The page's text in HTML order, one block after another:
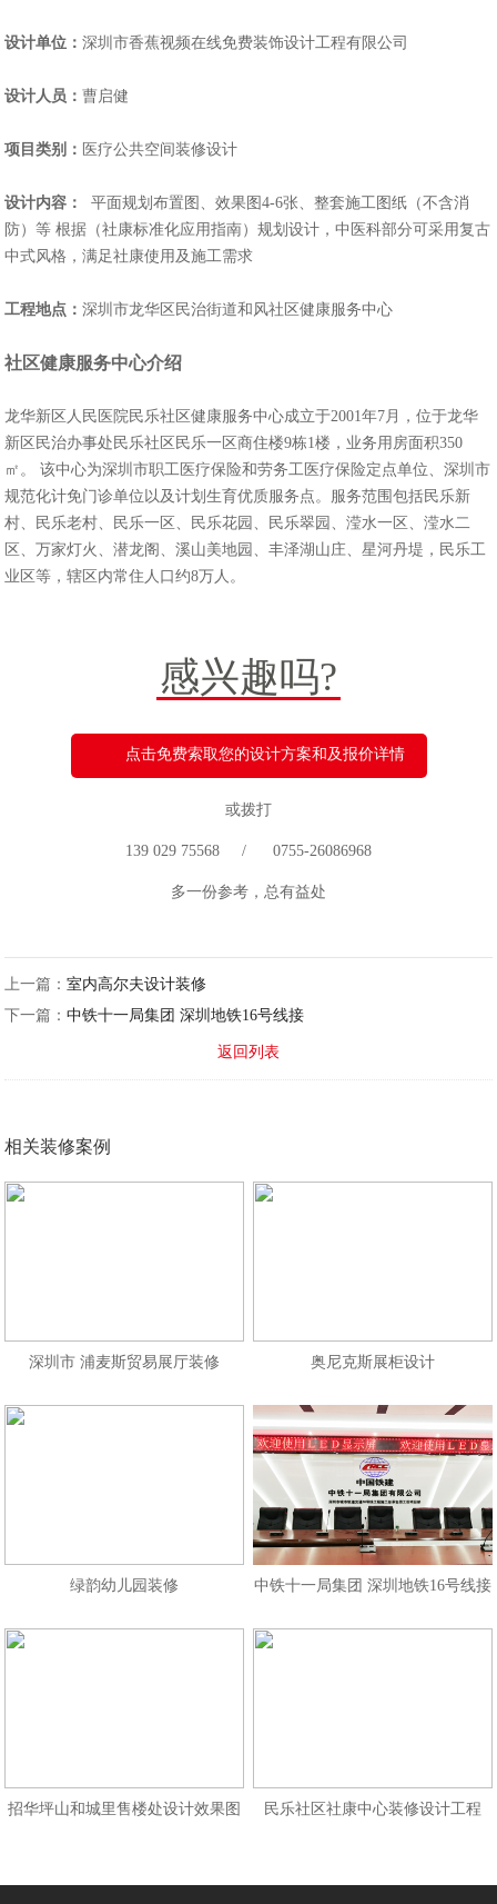
设计单位：深圳市香蕉视频在线免费装饰设计工程有限公司
设计人员：曹启健
项目类别： 医疗公共空间装修设计
设计内容：
平面规划布置图、效果图4-6张、整套施工图纸（不含消
防）等 根据（社康标准化应用指南）规划设计，中医科部分可采用复古
中式风格，满足社康使用及施工需求
工程地点：深圳市龙华区民治街道和风社区健康服务中心
社区健康服务中心介绍
龙华新区人民医院民乐社区健康服务中心成立于2001年7月，位于龙华
新区民治办事处民乐社区民乐一区商住楼9栋1楼，业务用房面积350
㎡。 该中心为深圳市职工医疗保险和劳务工医疗保险定点单位、深圳市
规范化计免门诊单位以及计划生育优质服务点。服务范围包括民乐新
村、民乐老村、民乐一区、民乐花园、民乐翠园、滢水一区、滢水二
区、万家灯火、潜龙阁、溪山美地园、丰泽湖山庄、星河丹堤，民乐工
业区等，辖区内常住人口约8万人。
感兴趣吗?
点击免费索取您的设计方案和及报价详情
或拨打
139 029 75568 / 0755-26086968
多一份参考，总有益处
上一篇：室内高尔夫设计装修
下一篇：中铁十一局集团 深圳地铁16号线接
返回列表
相关装修案例
深圳市 浦麦斯贸易展厅装修 奥尼克斯展柜设计
绿韵幼儿园装修 中铁十一局集团 深圳地铁16号线接
招华坪山和城里售楼处设计效果图 民乐社区社康中心装修设计工程